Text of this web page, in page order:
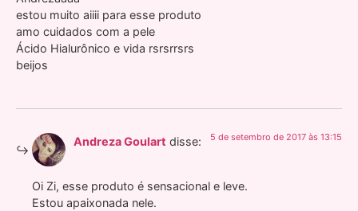
estou muito aiiii para esse produto
amo cuidados com a pele
Ácido Hialurônico e vida rsrsrrsrs
beijos
Andreza Goulart disse: 5 de setembro de 2017 às 13:15
Oi Zi, esse produto é sensacional e leve.
Estou apaixonada nele.